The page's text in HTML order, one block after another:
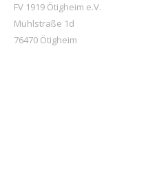
FV 1919 Ötigheim e.V.
Mühlstraße 1d
76470 Ötigheim